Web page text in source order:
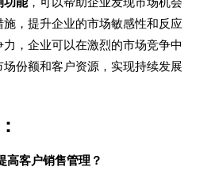
，提升企业的市场敏感性和反应
，企业可以在激烈的市场竞争中
份额和客户资源，实现持续发展
高客户销售管理？